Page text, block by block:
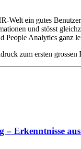
Welt ein gutes
und stösst
People Analytics ganz
zum ersten grossen
– Erkenntnisse